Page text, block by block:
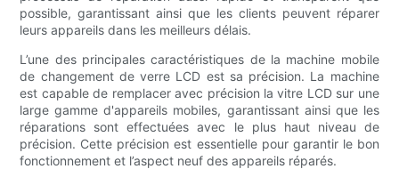
possible, garantissant ainsi que les clients peuvent réparer
leurs appareils dans les meilleurs délais.
L’une des principales caractéristiques de la machine mobile
de changement de verre LCD est sa précision. La machine
est capable de remplacer avec précision la vitre LCD sur une
large gamme d'appareils mobiles, garantissant ainsi que les
réparations sont effectuées avec le plus haut niveau de
précision. Cette précision est essentielle pour garantir le bon
fonctionnement et l’aspect neuf des appareils réparés.